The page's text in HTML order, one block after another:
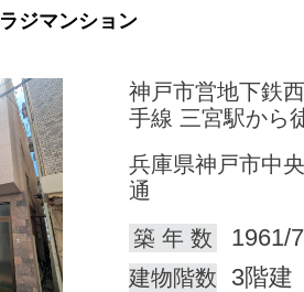
ラジマンション
神戸市営地下鉄
手線 三宮駅から
兵庫県神戸市中
通
築 年 数
1961/
建物階数 3階建